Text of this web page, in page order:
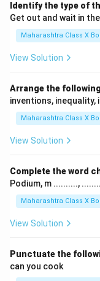
Identify the type of
Get out and wait in
Maharashtra Class X
View Solution
Arrange the
inventions,
Maharashtra Class X
View Solution
Complete the word
Podium, m ..........,
Maharashtra Class X
View Solution
Punctuate the
can you cook